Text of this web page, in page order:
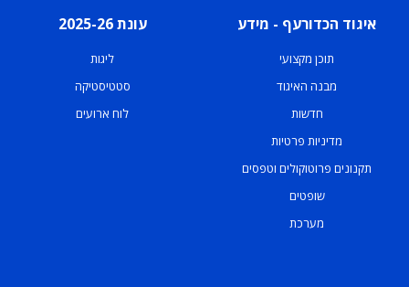
איגוד הכדורעף - מידע
תוכן מקצועי
מבנה האיגוד
חדשות
מדיניות פרטיות
תקנונים פרוטוקולים וטפסים
שופטים
מערכת
עונת 2025-26
ליגות
סטטיסטיקה
לוח ארועים